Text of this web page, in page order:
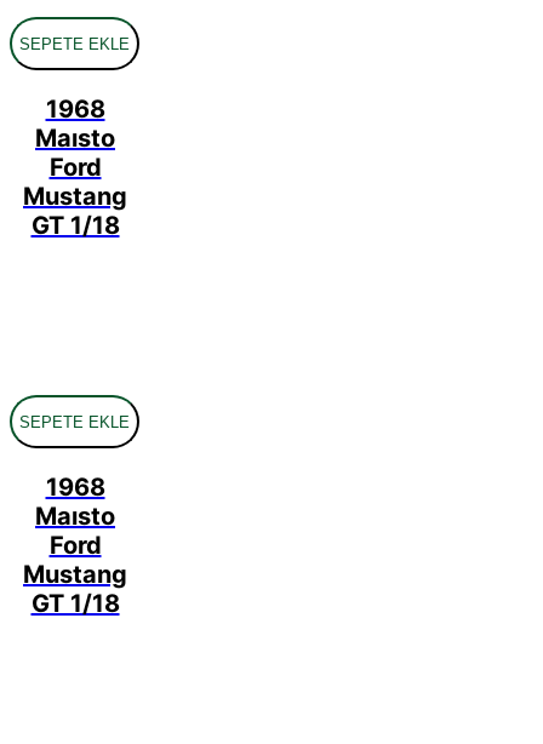
SEPETE EKLE
1968
Maısto
Ford
Mustang
GT 1/18
SEPETE EKLE
1968
Maısto
Ford
Mustang
GT 1/18